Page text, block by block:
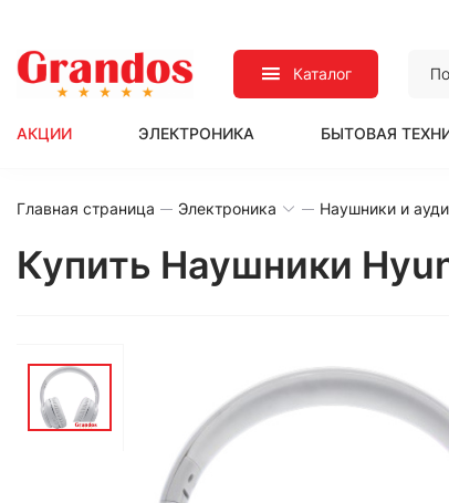
Каталог
АКЦИИ ЭЛЕКТРОНИКА БЫТОВАЯ
Главная страница Электроника Наушники и
Купить Наушники